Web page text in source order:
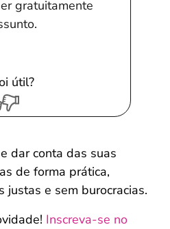
gratuitamente
útil?
dar conta das suas
de forma prática,
justas e sem burocracias.
Inscreva-se no